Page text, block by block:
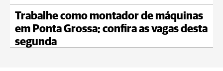
Trabalhe como montador de máquinas
em Ponta Grossa; confira as vagas desta
segunda